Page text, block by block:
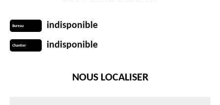
Bureau indisponible
Chantier indisponible
NOUS LOCALISER